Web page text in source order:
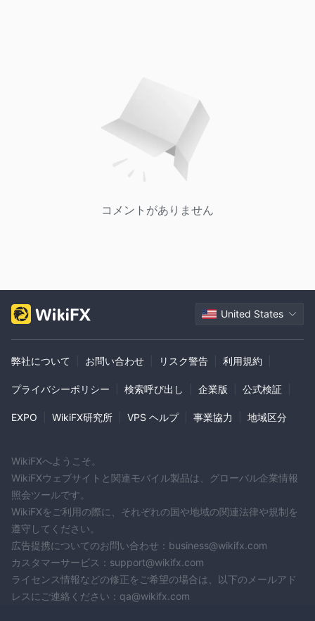
コメントがありません
United States
弊社について お問い合わせ リスク警告 利用規約
プライバシーポリシー 検索呼び出し 企業版 公式検証
EXPO WikiFX研究所 VPS ヘルプ 事業協力 地域区分
WikiFXへようこそ。
WikiFXウェブサイトと関連モバイル製品は、グローバル企業情報
照会ツールです。
WikiFXをご利用の際に、それぞれの国や地域の関連法律や規制を
遵守してください。
広告提携についてのお問い合わせ：business@wikifx.com
カスタマーサービス：support@wikifx.com
ライセンス情報などの修正をご希望の場合は、以下のメールアド
レスにご連絡ください：qa@wikifx.com